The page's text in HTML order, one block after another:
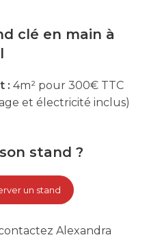
clé en main à
: 4m² pour 300€ TTC
et électricité inclus)
stand ?
un stand
Alexandra